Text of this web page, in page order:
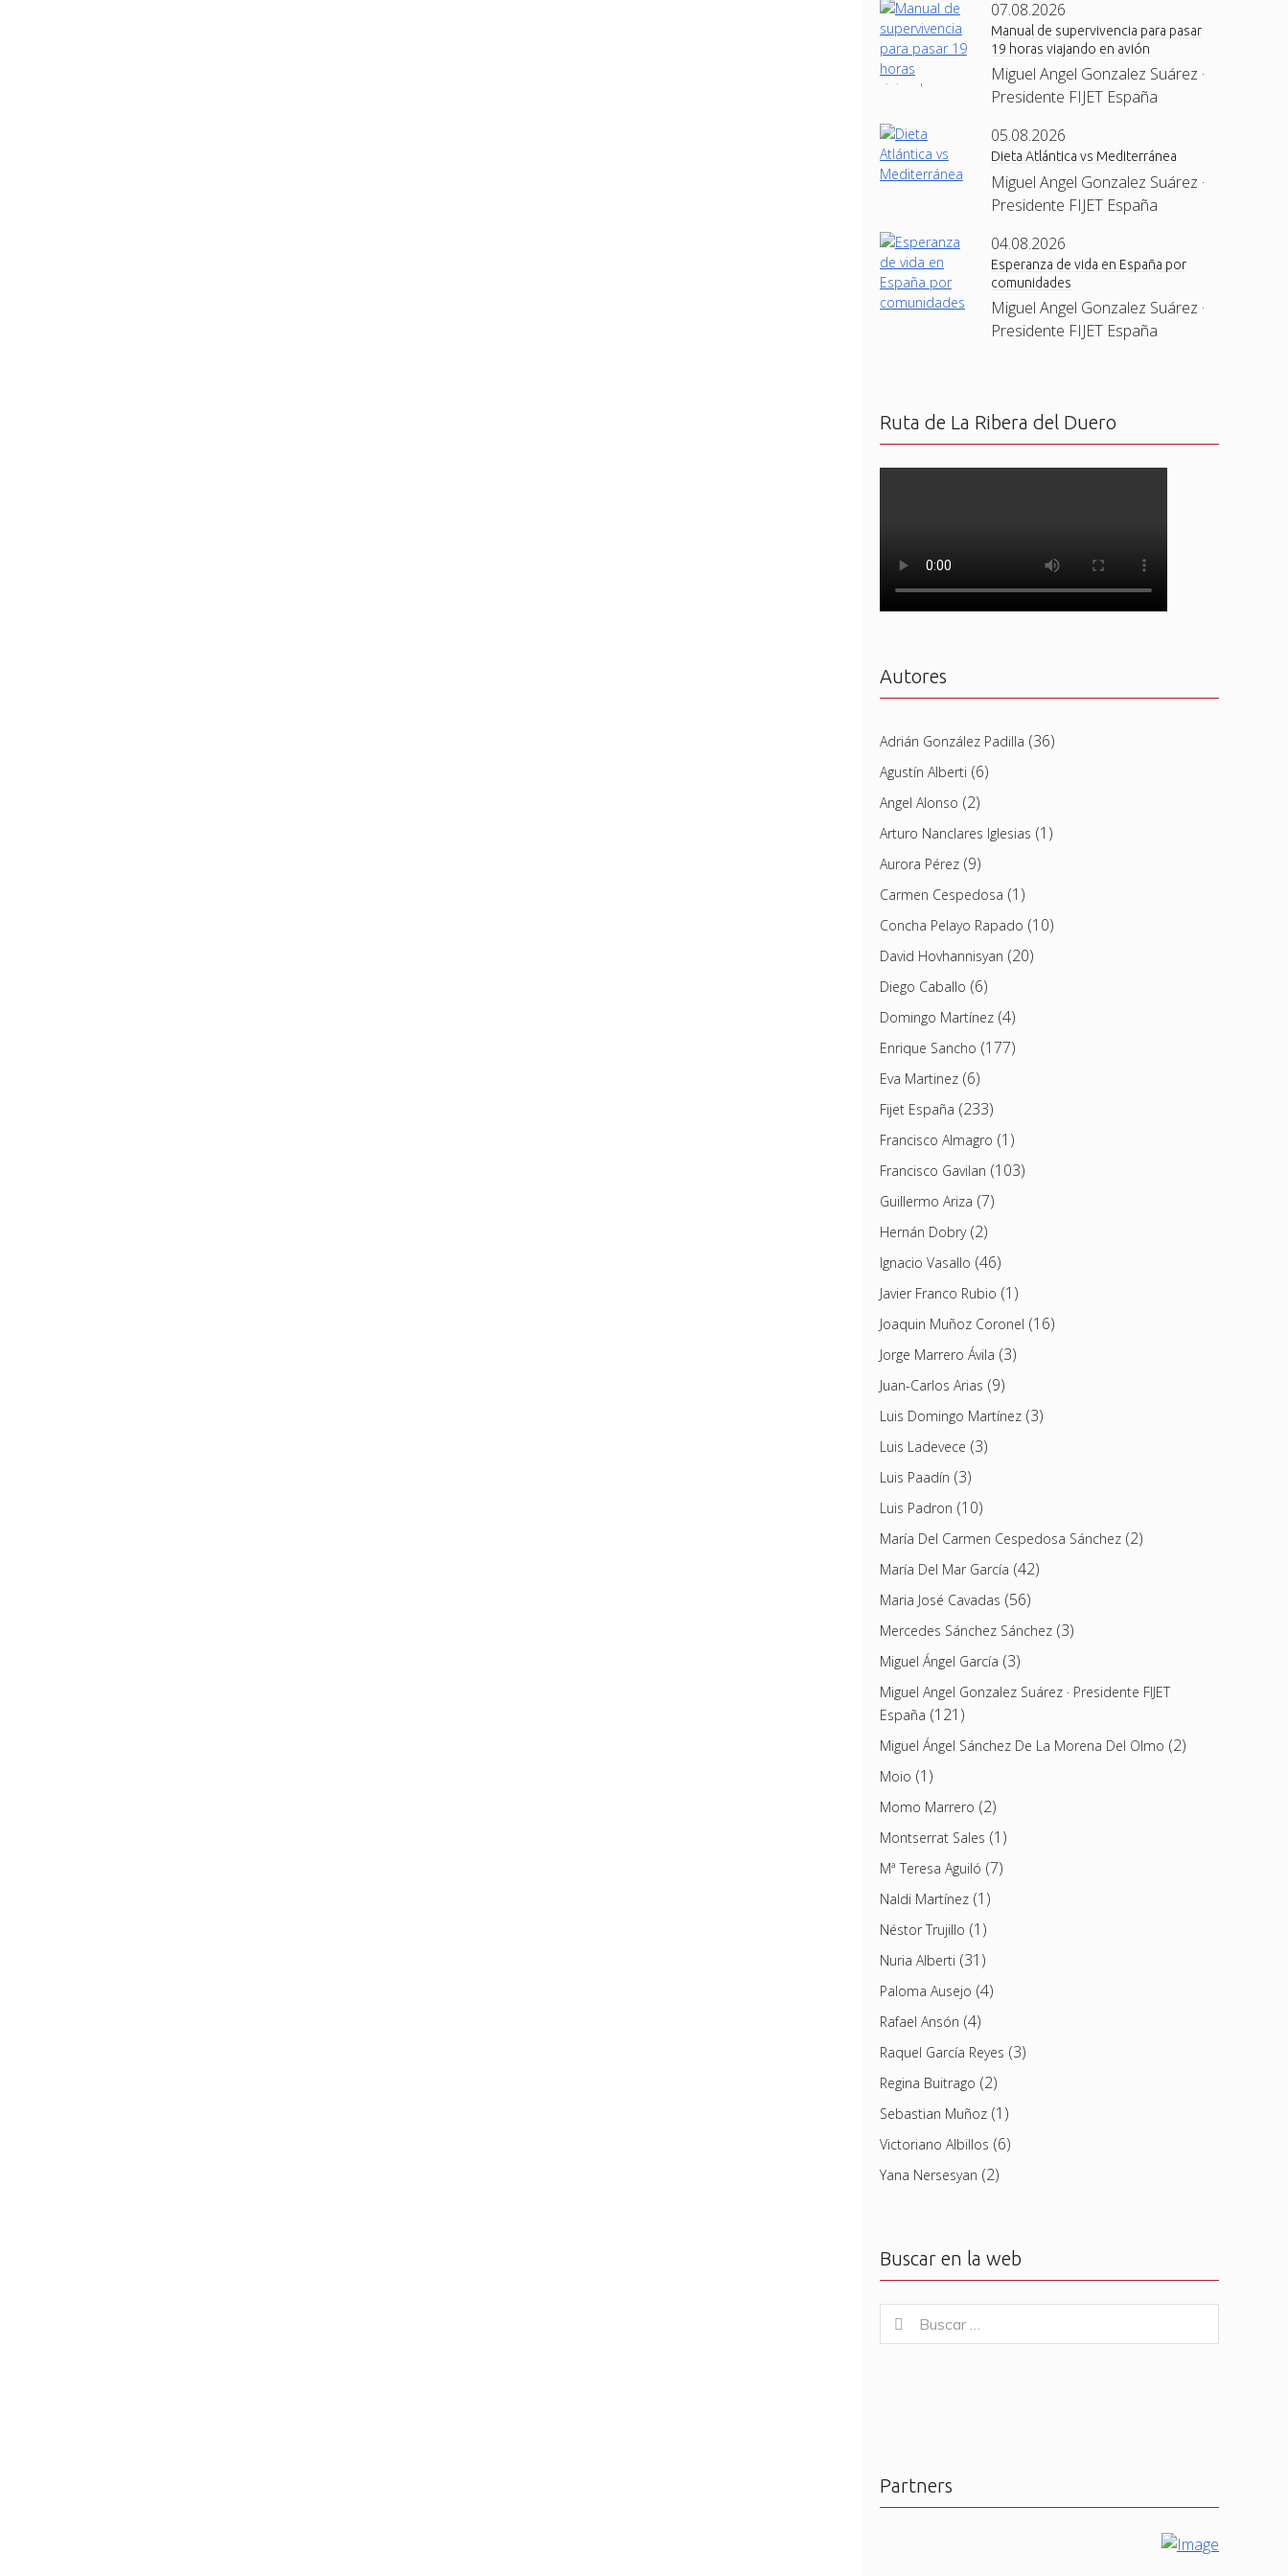
07.08.2026
Manual de supervivencia para pasar
19 horas viajando en avión
Miguel Angel Gonzalez Suárez ·
Presidente FIJET España
05.08.2026
Dieta Atlántica vs Mediterránea
Miguel Angel Gonzalez Suárez ·
Presidente FIJET España
04.08.2026
Esperanza de vida en España por
comunidades
Miguel Angel Gonzalez Suárez ·
Presidente FIJET España
Ruta de La Ribera del Duero
Autores
Adrián González Padilla (36)
Agustín Alberti (6)
Angel Alonso (2)
Arturo Nanclares Iglesias (1)
Aurora Pérez(9)
Carmen Cespedosa (1)
Concha Pelayo Rapado (10)
David Hovhannisyan (20)
Diego Caballo (6)
Domingo Martínez(4)
Enrique Sancho (177)
Eva Martinez(6)
Fijet España (233)
Francisco Almagro (1)
Francisco Gavilan (103)
Guillermo Ariza (7)
Hernán Dobry(2)
Ignacio Vasallo (46)
Javier Franco Rubio (1)
Joaquin Muñoz Coronel (16)
Jorge Marrero Ávila (3)
Juan-Carlos Arias (9)
Luis Domingo Martínez(3)
Luis Ladevece (3)
Luis Paadín (3)
Luis Padron (10)
María Del Carmen Cespedosa Sánchez(2)
María Del Mar García (42)
Maria José Cavadas (56)
Mercedes Sánchez Sánchez(3)
Miguel Ángel García (3)
Miguel Angel Gonzalez Suárez · Presidente FIJET
España (121)
Miguel Ángel Sánchez De La Morena Del Olmo (2)
Moio (1)
Momo Marrero (2)
Montserrat Sales (1)
Mª Teresa Aguiló (7)
Naldi Martínez(1)
Néstor Trujillo (1)
Nuria Alberti (31)
Paloma Ausejo (4)
Rafael Ansón (4)
Raquel García Reyes (3)
Regina Buitrago (2)
Sebastian Muñoz(1)
Victoriano Albillos (6)
Yana Nersesyan (2)
Buscar en la web
for:
Buscar
Partners